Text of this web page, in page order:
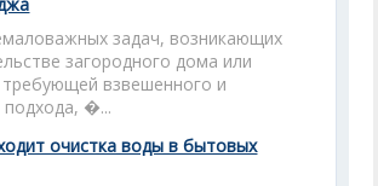
задач, возникающих
загородного дома или
взвешенного и
подхода, �...
очистка воды в бытовых